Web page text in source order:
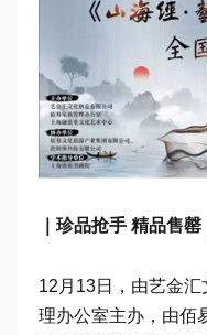
｜珍品抢手 精品售罄
12月13日，由艺金
理办公室主办，由佰